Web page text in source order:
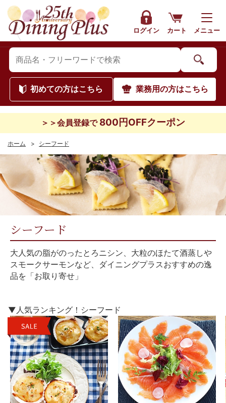
ログイン カート メニュー
初めての方はこちら 業務用の方はこちら
＞＞会員登録で 800円OFFクーポン
ホーム > シーフード
シーフード
大人気の脂がのったとろニシン、大粒のほたて酒蒸しや
スモークサーモンなど、ダイニングプラスおすすめの逸
品を「お取り寄せ」
▼人気ランキング！シーフード